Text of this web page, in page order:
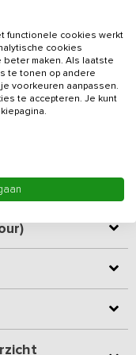
vind je dit schitterende
perenbomen is dit de
en ruimte. Er is een
en jeu de boules
de dag af met een
avond bij de
zithoek, eettafel en
en een 4-
dubbele douche,
douche. Naast de
je verscheidene
Brugge zijn
De Belgische
Kustplaatsen zijn
functionele cookies werkt
cookies
maken. Als laatste
te tonen op andere
voorkeuren aanpassen.
te accepteren. Je kunt